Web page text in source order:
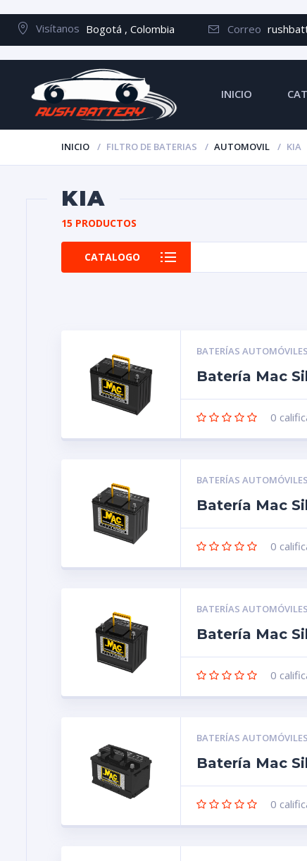
Visítanos Bogotá , Colombia Correo
INICIO
INICIO FILTRO DE BATERIAS AUTOMOVIL KIA
KIA
15 PRODUCTOS
CATALOGO
BATERÍAS AUTOMÓVILES
Batería Mac
0
BATERÍAS AUTOMÓVILES
Batería Mac
0
BATERÍAS AUTOMÓVILES
Batería Mac
0
BATERÍAS AUTOMÓVILES
Batería Mac
0